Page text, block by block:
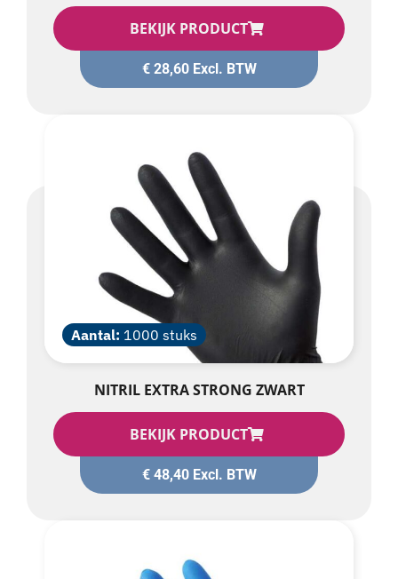
BEKIJK PRODUCT
€28,60Excl. BTW
Aantal: 1000 stuks
NITRIL EXTRA STRONG ZWART
BEKIJK PRODUCT
€48,40Excl. BTW